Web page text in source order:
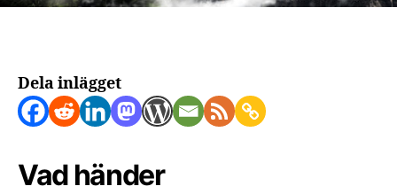
2035
Dela inlägget
Vad händer